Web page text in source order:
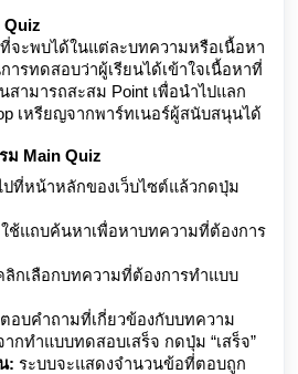
Quiz
จะพบได้ในแต่ละบทความหรือเนื้อหา
ารทดสอบว่าผู้เรียนได้เข้าใจเนื้อหาที่
สามารถสะสม Point เพื่อนำไปแลก
เหรียญจากพาร์ทเนอร์ผู้สนับสนุนได้
ม Main Quiz
ปที่หน้าหลักของเว็บไซต์แล้วกดปุ่ม
ใช้แถบค้นหาเพื่อหาบทความที่ต้องการ
ลิกเลือกบทความที่ต้องการทำแบบ
ตอบคำถามที่เกี่ยวข้องกับบทความ
ากทำแบบทดสอบเสร็จ กดปุ่ม “เสร็จ”
: ระบบจะแสดงจำนวนข้อที่ตอบถูก